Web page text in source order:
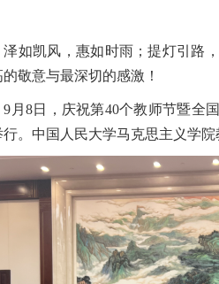
泽如凯风，惠如时雨；提灯引路
的敬意与最深切的感激！
9月8日，庆祝第40个教师节暨全
行。中国人民大学马克思主义学院